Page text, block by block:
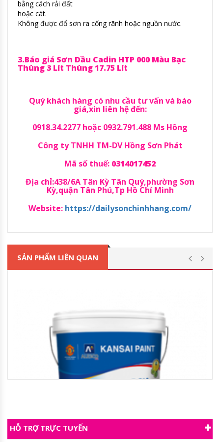
bằng cách rải đất
hoặc cát.
Không được đổ sơn ra cống rãnh hoặc nguồn nước.
3.Báo giá Sơn Dầu Cadin HTP 000 Màu Bạc
Thùng 3 Lít Thùng 17.75 Lít
Quý khách hàng có nhu cầu tư vấn và báo
giá,xin liên hệ đến:
0918.34.2277 hoặc 0932.791.488 Ms Hồng
Công ty TNHH TM-DV Hồng Sơn Phát
Mã số thuế: 0314017452
Địa chỉ:438/6A Tân Kỳ Tân Quý,phường Sơn
Kỳ,quận Tân Phú,Tp Hồ Chí Minh
Website: https://dailysonchinhhang.com/
SẢN PHẨM LIÊN QUAN
HỖ TRỢ TRỰC TUYẾN